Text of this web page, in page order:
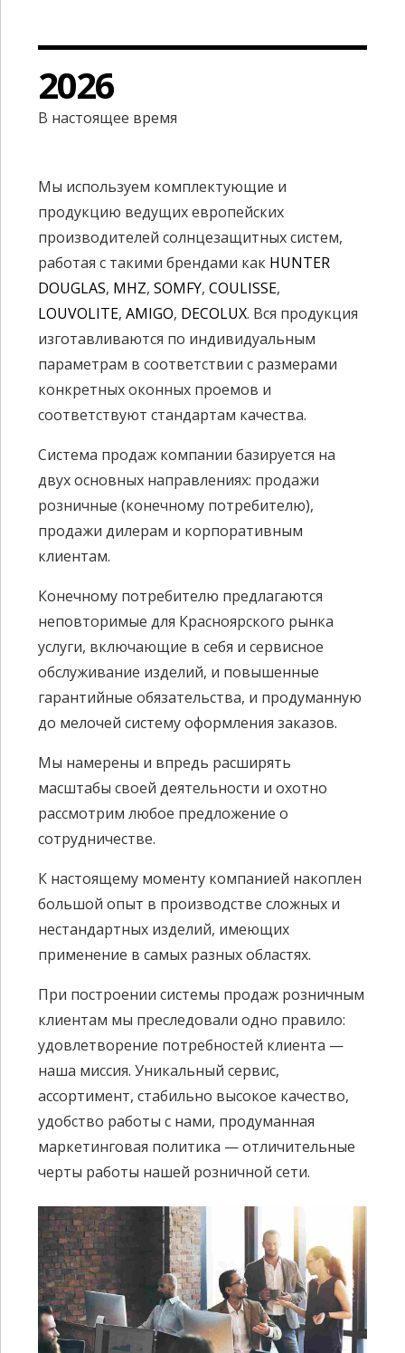
1
2
3
5
6
7
8
9
0
9
0
1
2
3
5
6
7
8
9
0
5
6
7
9
0
В настоящее время
Мы используем комплектующие и
продукцию ведущих европейских
производителей солнцезащитных систем,
работая с такими брендами как HUNTER
DOUGLAS, MHZ, SOMFY, COULISSE,
LOUVOLITE, AMIGO, DECOLUX. Вся продукция
изготавливаются по индивидуальным
параметрам в соответствии с размерами
конкретных оконных проемов и
соответствуют стандартам качества.
Система продаж компании базируется на
двух основных направлениях: продажи
розничные (конечному потребителю),
продажи дилерам и корпоративным
клиентам.
Конечному потребителю предлагаются
неповторимые для Красноярского рынка
услуги, включающие в себя и сервисное
обслуживание изделий, и повышенные
гарантийные обязательства, и продуманную
до мелочей систему оформления заказов.
Мы намерены и впредь расширять
масштабы своей деятельности и охотно
рассмотрим любое предложение о
сотрудничестве.
К настоящему моменту компанией накоплен
большой опыт в производстве сложных и
нестандартных изделий, имеющих
применение в самых разных областях.
При построении системы продаж розничным
клиентам мы преследовали одно правило:
удовлетворение потребностей клиента —
наша миссия. Уникальный сервис,
ассортимент, стабильно высокое качество,
удобство работы с нами, продуманная
маркетинговая политика — отличительные
черты работы нашей розничной сети.